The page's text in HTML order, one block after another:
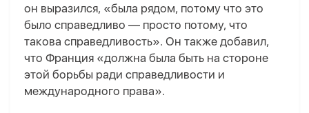
он выразился, «была рядом, потому что это
было справедливо — просто потому, что
такова справедливость». Он также добавил,
что Франция «должна была быть на стороне
этой борьбы ради справедливости и
международного права».